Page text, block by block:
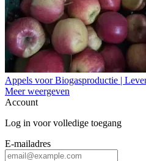
Appels voor Biogasproductie |
Meer weergeven
Account
Log in voor volledige toegang
E-mailadres